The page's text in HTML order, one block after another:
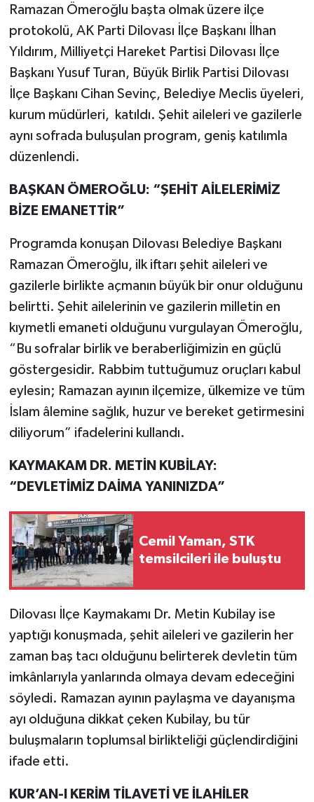
Ramazan Ömeroğlu başta olmak üzere ilçe
protokolü, AK Parti Dilovası İlçe Başkanı İlhan
Yıldırım, Milliyetçi Hareket Partisi Dilovası İlçe
Başkanı Yusuf Turan, Büyük Birlik Partisi Dilovası
İlçe Başkanı Cihan Sevinç, Belediye Meclis üyeleri,
kurum müdürleri, katıldı. Şehit aileleri ve gazilerle
aynı sofrada buluşulan program, geniş katılımla
düzenlendi.
BAŞKAN ÖMEROĞLU: “ŞEHİT AİLELERİMİZ
BİZE EMANETTİR”
Programda konuşan Dilovası Belediye Başkanı
Ramazan Ömeroğlu, ilk iftarı şehit aileleri ve
gazilerle birlikte açmanın büyük bir onur olduğunu
belirtti. Şehit ailelerinin ve gazilerin milletin en
kıymetli emaneti olduğunu vurgulayan Ömeroğlu,
“Bu sofralar birlik ve beraberliğimizin en güçlü
göstergesidir. Rabbim tuttuğumuz oruçları kabul
eylesin; Ramazan ayının ilçemize, ülkemize ve tüm
İslam âlemine sağlık, huzur ve bereket getirmesini
diliyorum” ifadelerini kullandı.
KAYMAKAM DR. METİN KUBİLAY:
“DEVLETİMİZ DAİMA YANINIZDA”
Cemil Yaman, STK
temsilcileri ile buluştu
Dilovası İlçe Kaymakamı Dr. Metin Kubilay ise
yaptığı konuşmada, şehit aileleri ve gazilerin her
zaman baş tacı olduğunu belirterek devletin tüm
imkânlarıyla yanlarında olmaya devam edeceğini
söyledi. Ramazan ayının paylaşma ve dayanışma
ayı olduğuna dikkat çeken Kubilay, bu tür
buluşmaların toplumsal birlikteliği güçlendirdiğini
ifade etti.
KUR’AN-I KERİM TİLAVETİ VE İLAHİLER